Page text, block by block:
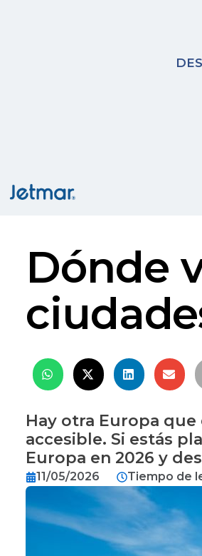
Dónde
Hay otra Europa
accesible. Si estás
Europa en 2026 y
11/05/2026 Tiempo de